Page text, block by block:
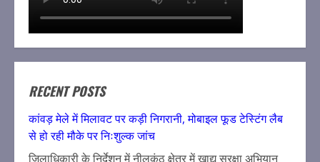
RECENT POSTS
कांवड़ मेले में मिलावट पर कड़ी निगरानी, मोबाइल फूड टेस्टिंग लैब
से हो रही मौके पर निःशुल्क जांच
जिलाधिकारी के निर्देशन में नीलकंठ क्षेत्र में खाद्य सुरक्षा अभियान